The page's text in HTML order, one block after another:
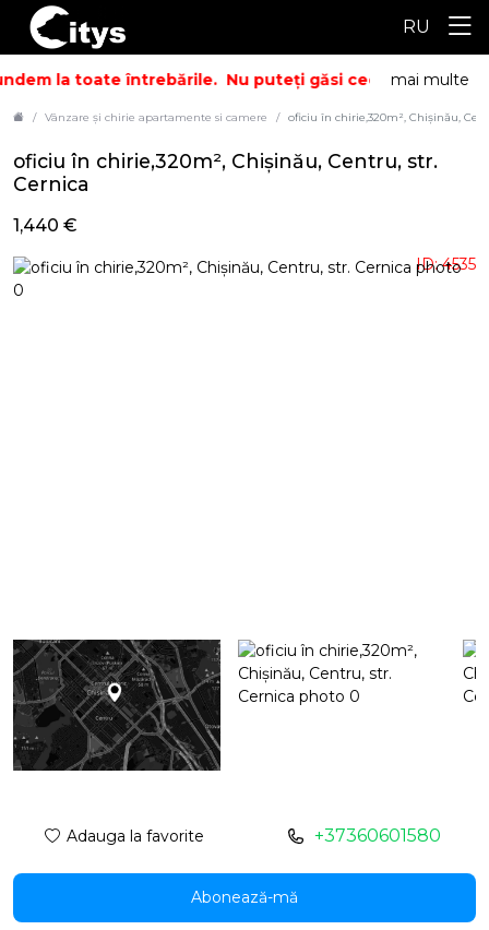
RU
la toate întrebările. Nu puteți găsi ceea ce căutați?
mai multe
Vânzare și chirie apartamente si camere oficiu în chirie,320m², Chișinău,
oficiu în chirie,320m², Chișinău, Centru, str.
Cernica
ID: 4535
1,440 €
Adauga la favorite +37360601580
Abonează-mă